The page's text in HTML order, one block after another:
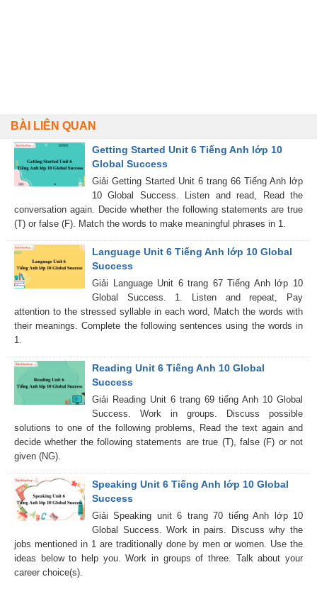
BÀI LIÊN QUAN
Getting Started Unit 6 Tiếng Anh lớp 10
Global Success
Giải Getting Started Unit 6 trang 66 Tiếng Anh lớp
10 Global Success. Listen and read, Read the
conversation again. Decide whether the following statements are true
(T) or false (F). Match the words to make meaningful phrases in 1.
Language Unit 6 Tiếng Anh lớp 10 Global
Success
Giải Language Unit 6 trang 67 Tiếng Anh lớp 10
Global Success. 1. Listen and repeat, Pay
attention to the stressed syllable in each word, Match the words with
their meanings. Complete the following sentences using the words in
1.
Reading Unit 6 Tiếng Anh 10 Global
Success
Giải Reading Unit 6 trang 69 tiếng Anh 10 Global
Success. Work in groups. Discuss possible
solutions to one of the following problems, Read the text again and
decide whether the following statements are true (T), false (F) or not
given (NG).
Speaking Unit 6 Tiếng Anh lớp 10 Global
Success
Giải Speaking unit 6 trang 70 tiếng Anh lớp 10
Global Success. Work in pairs. Discuss why the
jobs mentioned in 1 are traditionally done by men or women. Use the
ideas below to help you. Work in groups of three. Talk about your
career choice(s).